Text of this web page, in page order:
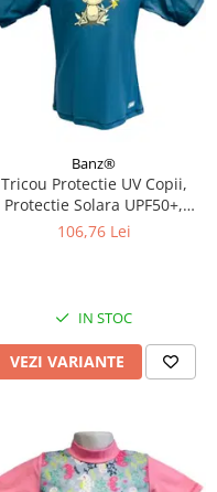
Banz®
Tricou Protectie UV Copii,
Protectie Solara UPF50+,
Petrol Jungle, Diverse marimi
106,76 Lei
IN STOC
VEZI VARIANTE